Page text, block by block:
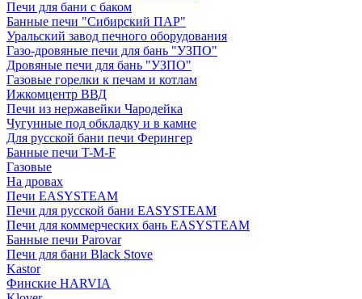
Печи для бани с баком
Банные печи "Сибирский ПАР"
Уральский завод печного оборудования
Газо-дровяные печи для бань "УЗПО"
Дровяные печи для бань "УЗПО"
Газовые горелки к печам и котлам
Ижкомцентр ВВД
Печи из нержавейки Чародейка
Чугунные под обкладку и в камне
Для русской бани печи Ферингер
Банные печи T-M-F
Газовые
На дровах
Печи EASYSTEAM
Печи для русской бани EASYSTEAM
Печи для коммерческих бань EASYSTEAM
Банные печи Parovar
Печи для бани Black Stove
Kastor
Финские HARVIA